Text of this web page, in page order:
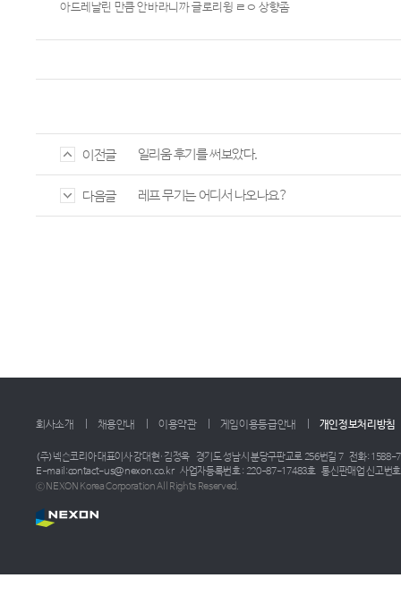
아드레날린 만큼 안바라니까 글로리윙 ㄹㅇ 상향좀
이전글 일리움 후기를 써보았다.
다음글 레프 무기는 어디서 나오나요?
회사소개 채용안내 이용약관 게임이용등급안내 개인정보처리방침
(주)넥슨코리아 대표이사 강대현·김정욱 경기도 성남시 분당구판교로 256번길 7 전화: 1588-
E-mail:contact-us@nexon.co.kr 사업자등록번호 : 220-87-17483호 통신판매업 신고번
ⓒ NEXON Korea Corporation All Rights Reserved.